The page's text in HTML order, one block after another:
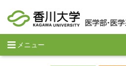
メニュー